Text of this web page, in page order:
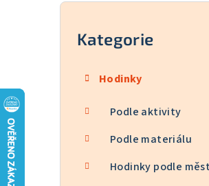
P
Přeskočit
kategorie
Kategorie
Hodinky
Podle aktivity
Podle materiálu
Hodinky podle